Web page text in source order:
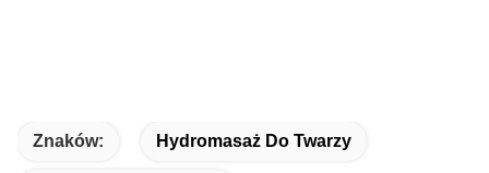
Znaków: Hydromasaż Do Twarzy